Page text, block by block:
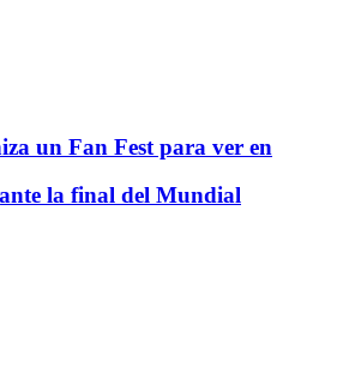
un Fan Fest para ver en
la final del Mundial